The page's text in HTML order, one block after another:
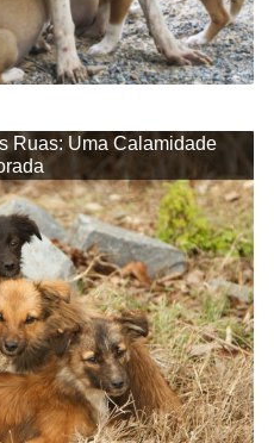
Ruas: Uma Calamidade